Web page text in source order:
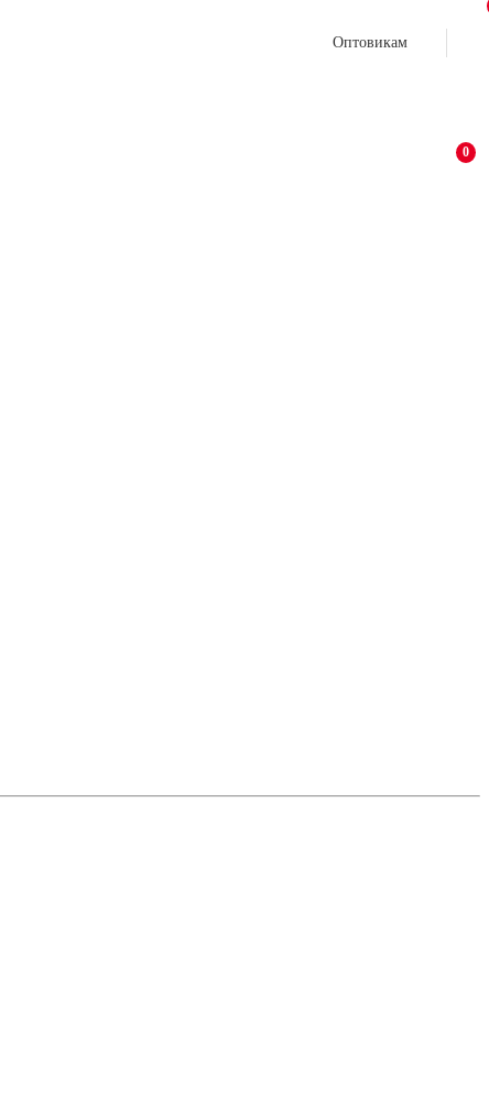
Оптовикам
0